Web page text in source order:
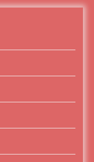
24 medalje na